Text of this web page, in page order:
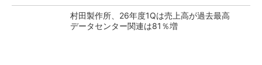
村田製作所、26年度1Qは売上高が過去最高
データセンター関連は81％増